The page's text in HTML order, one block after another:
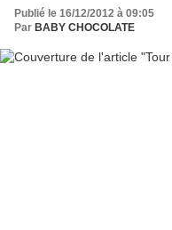
Publié le 16/12/2012 à 09:05
Par BABY CHOCOLATE